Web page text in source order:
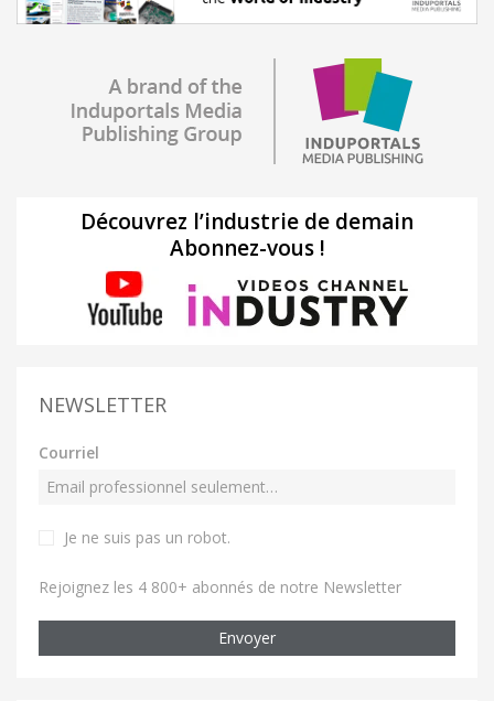
Découvrez l’industrie de demain
Abonnez-vous !
NEWSLETTER
Courriel
Je ne suis pas un robot.
Rejoignez les 4 800+ abonnés de notre Newsletter
Envoyer